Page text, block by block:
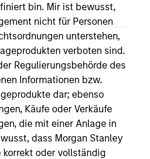
bin. Mir ist bewusst,
nicht für Personen
unterstehen,
verboten sind.
Regulierungsbehörde des
Informationen bzw.
dar; ebenso
Käufe oder Verkäufe
die mit einer Anlage in
dass Morgan Stanley
oder vollständig
mentioned
and service marks
approved by
hyperlinks to you
or
on the site